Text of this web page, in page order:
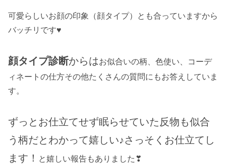
可愛らしいお顔の印象（顔タイプ）とも合っていますから
バッチリです♥
顔タイプ診断からはお似合いの柄、色使い、コーデ
ィネートの仕方その他たくさんの質問にもお答えしていま
す。
ずっとお仕立てせず眠らせていた反物も似合
う柄だとわかって嬉しい♪さっそくお仕立てし
ます！
と嬉しい報告もありました❣